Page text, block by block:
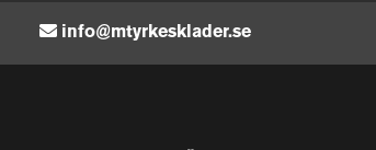
info@mtyrkesklader.se